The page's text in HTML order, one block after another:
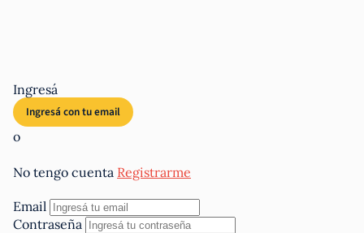
Ingresá
o
No tengo cuenta Registrarme
Email
Contraseña